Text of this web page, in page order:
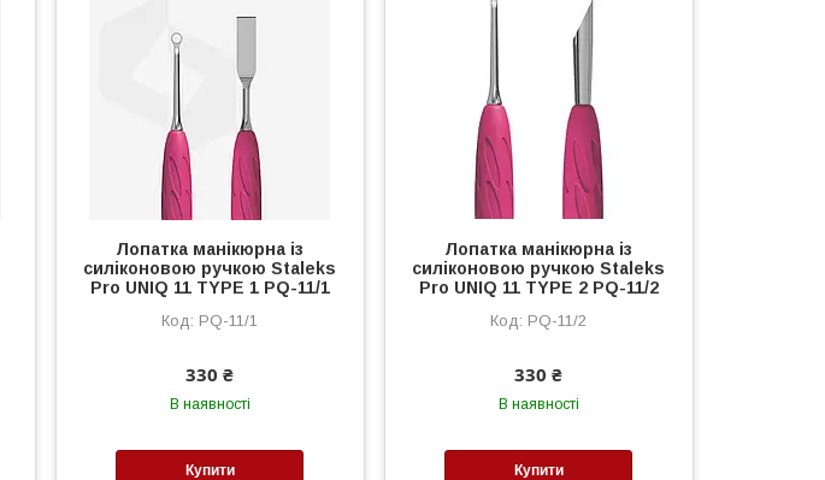
Лопатка манікюрна із
силіконовою ручкою Staleks
Pro UNIQ 11 TYPE 1 PQ-11/1
PQ-11/1
330 ₴
В наявності
Купити
Лопатка манікюрна із
силіконовою ручкою Staleks
Pro UNIQ 11 TYPE 2 PQ-11/2
PQ-11/2
330 ₴
В наявності
Купити